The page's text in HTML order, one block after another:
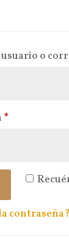
o
*Obligatorio
contraseña?